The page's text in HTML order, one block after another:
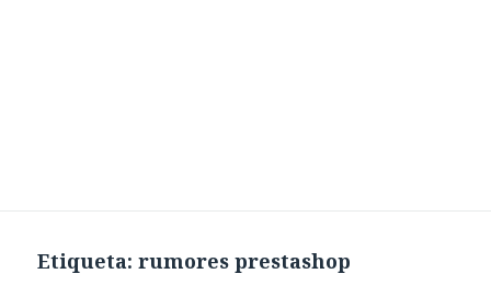
Etiqueta:rumores prestashop